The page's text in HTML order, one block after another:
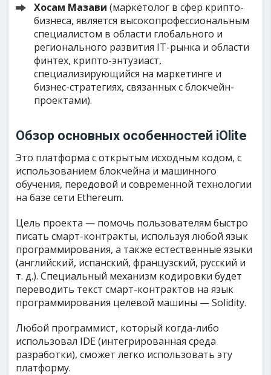
Хосам Мазави (маркетолог в сфер крипто-
бизнеса, является высокопрофессиональным
специалистом в области глобального и
регионального развития IT-рынка и области
финтех, крипто-энтузиаст,
специализирующийся на маркетинге и
бизнес-стратегиях, связанных с блокчейн-
проектами).
Обзор основных особенностей iOlite
Это платформа с открытым исходным кодом, с
использованием блокчейна и машинного
обучения, передовой и современной технологии
на базе сети Ethereum.
Цель проекта — помочь пользователям быстро
писать смарт-контракты, используя любой язык
программирования, а также естественные языки
(английский, испанский, французский, русский и
т. д.). Специальный механизм кодировки будет
переводить текст смарт-контрактов на язык
программирования целевой машины — Solidity.
Любой программист, который когда-либо
использовал IDE (интегрированная среда
разработки), сможет легко использовать эту
платформу.